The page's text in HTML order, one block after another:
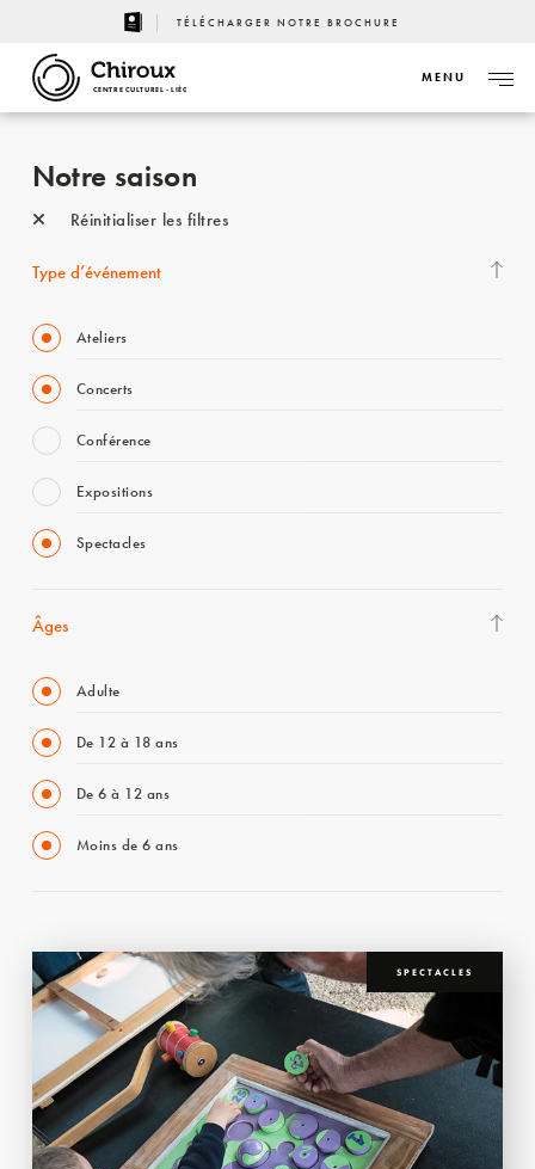
TÉLÉCHARGER NOTRE BROCHURE
CENTRE CULTUREL - LIÈGE
MENU
Notre saison
Réinitialiser les filtres
Type d’événement
Ateliers
Concerts
Conférence
Expositions
Spectacles
Âges
Adulte
De 12 à 18 ans
De 6 à 12 ans
Moins de 6 ans
SPECTACLES